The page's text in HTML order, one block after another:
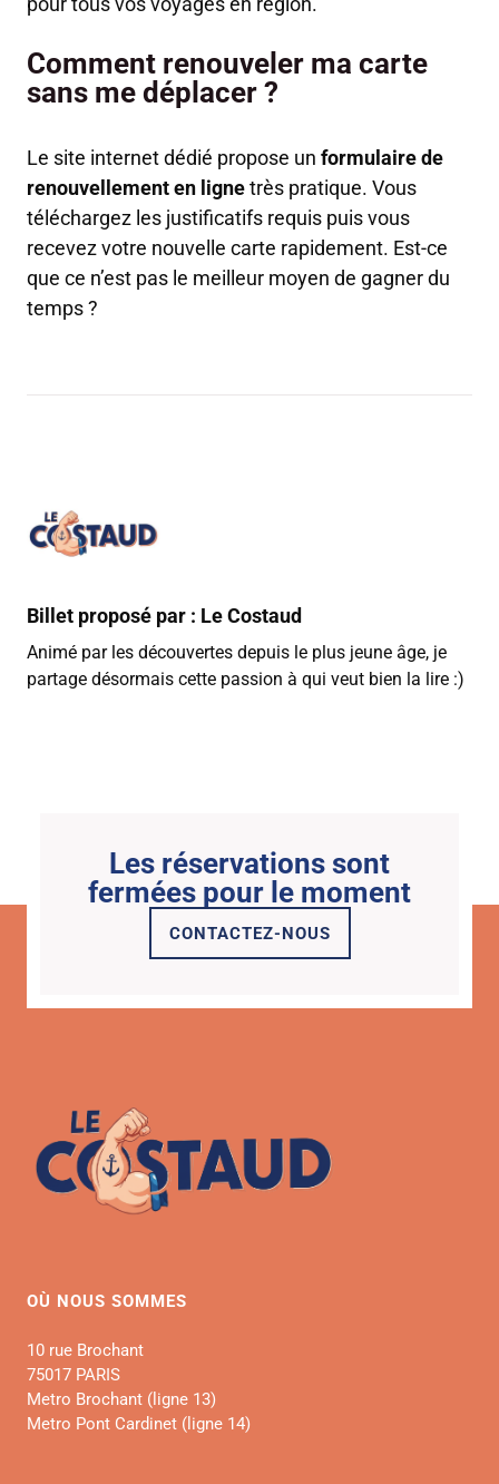
Comment renouveler ma carte
sans me déplacer ?
Le site internet dédié propose un formulaire de
renouvellement en lignetrès pratique. Vous
téléchargez les justificatifs requis puis vous
recevez votre nouvelle carte rapidement. Est-ce
que ce n’est pas le meilleur moyen de gagner du
temps ?
Billet proposé par : Le Costaud
Animé par les découvertes depuis le plus jeune âge, je
partage désormais cette passion à qui veut bien la lire :)
Les réservations sont
fermées pour le moment
CONTACTEZ-NOUS
OÙ NOUS SOMMES
10 rue Brochant
75017 PARIS
Metro Brochant (ligne 13)
Metro Pont Cardinet (ligne 14)